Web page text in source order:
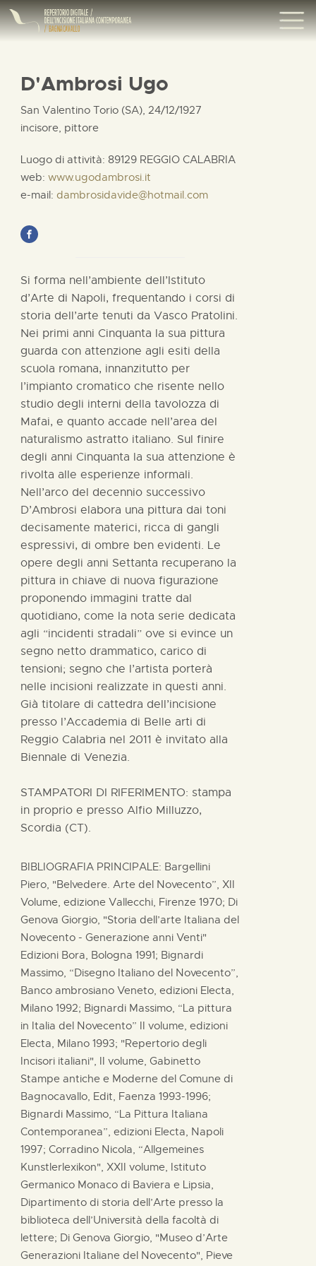
D'Ambrosi Ugo
San Valentino Torio (SA), 24/12/1927
incisore, pittore
Luogo di attività: 89129 REGGIO CALABRIA
web: www.ugodambrosi.it
e-mail: dambrosidavide@hotmail.com
Si forma nell’ambiente dell’Istituto
d’Arte di Napoli, frequentando i corsi di
storia dell’arte tenuti da Vasco Pratolini.
Nei primi anni Cinquanta la sua pittura
guarda con attenzione agli esiti della
scuola romana, innanzitutto per
l’impianto cromatico che risente nello
studio degli interni della tavolozza di
Mafai, e quanto accade nell’area del
naturalismo astratto italiano. Sul finire
degli anni Cinquanta la sua attenzione è
rivolta alle esperienze informali.
Nell’arco del decennio successivo
D’Ambrosi elabora una pittura dai toni
decisamente materici, ricca di gangli
espressivi, di ombre ben evidenti. Le
opere degli anni Settanta recuperano la
pittura in chiave di nuova figurazione
proponendo immagini tratte dal
quotidiano, come la nota serie dedicata
agli “incidenti stradali” ove si evince un
segno netto drammatico, carico di
tensioni; segno che l’artista porterà
nelle incisioni realizzate in questi anni.
Già titolare di cattedra dell’incisione
presso l’Accademia di Belle arti di
Reggio Calabria nel 2011 è invitato alla
Biennale di Venezia.
STAMPATORI DI RIFERIMENTO: stampa
in proprio e presso Alfio Milluzzo,
Scordia (CT).
BIBLIOGRAFIA PRINCIPALE: Bargellini
Piero, "Belvedere. Arte del Novecento”, XII
Volume, edizione Vallecchi, Firenze 1970; Di
Genova Giorgio, "Storia dell’arte Italiana del
Novecento - Generazione anni Venti"
Edizioni Bora, Bologna 1991; Bignardi
Massimo, “Disegno Italiano del Novecento”,
Banco ambrosiano Veneto, edizioni Electa,
Milano 1992; Bignardi Massimo, “La pittura
in Italia del Novecento” II volume, edizioni
Electa, Milano 1993; "Repertorio degli
Incisori italiani", II volume, Gabinetto
Stampe antiche e Moderne del Comune di
Bagnocavallo, Edit, Faenza 1993-1996;
Bignardi Massimo, “La Pittura Italiana
Contemporanea”, edizioni Electa, Napoli
1997; Corradino Nicola, “Allgemeines
Kunstlerlexikon", XXII volume, Istituto
Germanico Monaco di Baviera e Lipsia,
Dipartimento di storia dell’Arte presso la
biblioteca dell’Università della facoltà di
lettere; Di Genova Giorgio, "Museo d’Arte
Generazioni Italiane del Novecento", Pieve